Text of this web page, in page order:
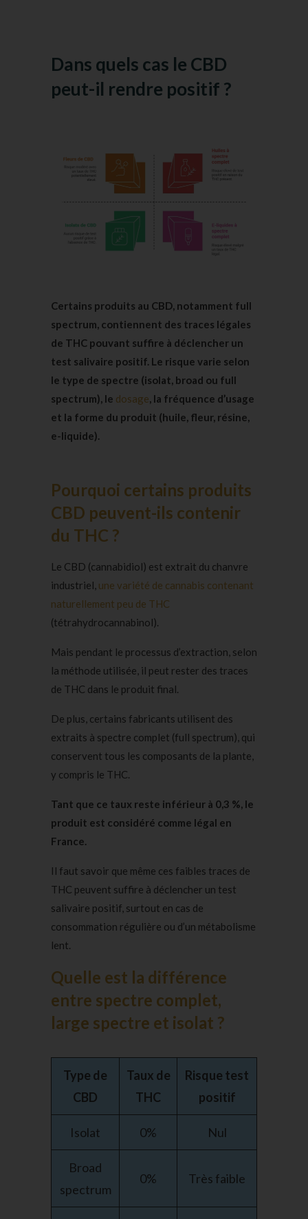
Dans quels cas le CBD
peut-il rendre positif ?
Certains produits au CBD, notamment full
spectrum, contiennent des traces légales
de THC pouvant suffire à déclencher un
test salivaire positif. Le risque varie selon
le type de spectre (isolat, broad ou full
spectrum), le dosage, la fréquence d’usage
et la forme du produit (huile, fleur, résine,
e-liquide).
Pourquoi certains produits
CBD peuvent-ils contenir
du THC ?
Le CBD (cannabidiol) est extrait du chanvre
industriel, une variété de cannabis contenant
naturellement peu de THC
(tétrahydrocannabinol).
Mais pendant le processus d’extraction, selon
la méthode utilisée, il peut rester des traces
de THC dans le produit final.
De plus, certains fabricants utilisent des
extraits à spectre complet (full spectrum), qui
conservent tous les composants de la plante,
y compris le THC.
Tant que ce taux reste inférieur à 0,3 %, le
produit est considéré comme légal en
France.
Il faut savoir que même ces faibles traces de
THC peuvent suffire à déclencher un test
salivaire positif, surtout en cas de
consommation régulière ou d’un métabolisme
lent.
Quelle est la différence
entre spectre complet,
large spectre et isolat ?
Type de
CBD
Taux de
THC
Risque test
positif
Isolat 0% Nul
Broad
spectrum
0% Très faible